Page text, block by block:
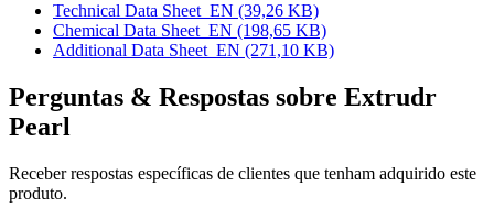
Technical Data Sheet_EN (39,26 KB)
Chemical Data Sheet_EN (198,65 KB)
Additional Data Sheet_EN (271,10 KB)
Perguntas & Respostas sobre Extrudr
Pearl
Receber respostas específicas de clientes que tenham adquirido este
produto.